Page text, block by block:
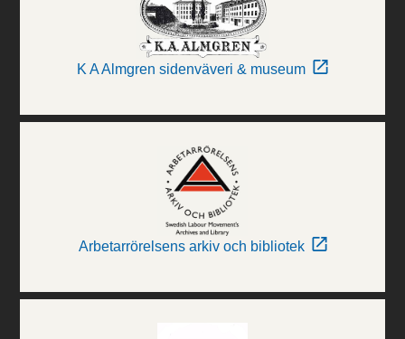
K A Almgren sidenväveri & museum
Arbetarrörelsens arkiv och bibliotek